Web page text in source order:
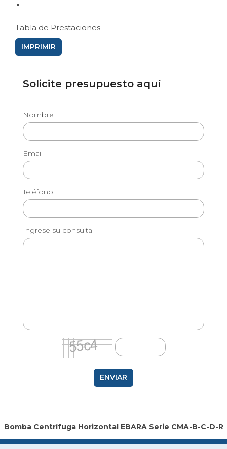
Tabla de Prestaciones
IMPRIMIR
Solicite presupuesto aquí
Nombre
Email
Teléfono
Ingrese su consulta
ENVIAR
Bomba Centrífuga Horizontal EBARA Serie CMA-B-C-D-R